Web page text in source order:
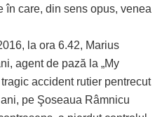
în care, din sens opus, venea
la ora 6.42, Marius
agent de pază la „My
accident rutier pentrecut
pe Şoseaua Râmnicu